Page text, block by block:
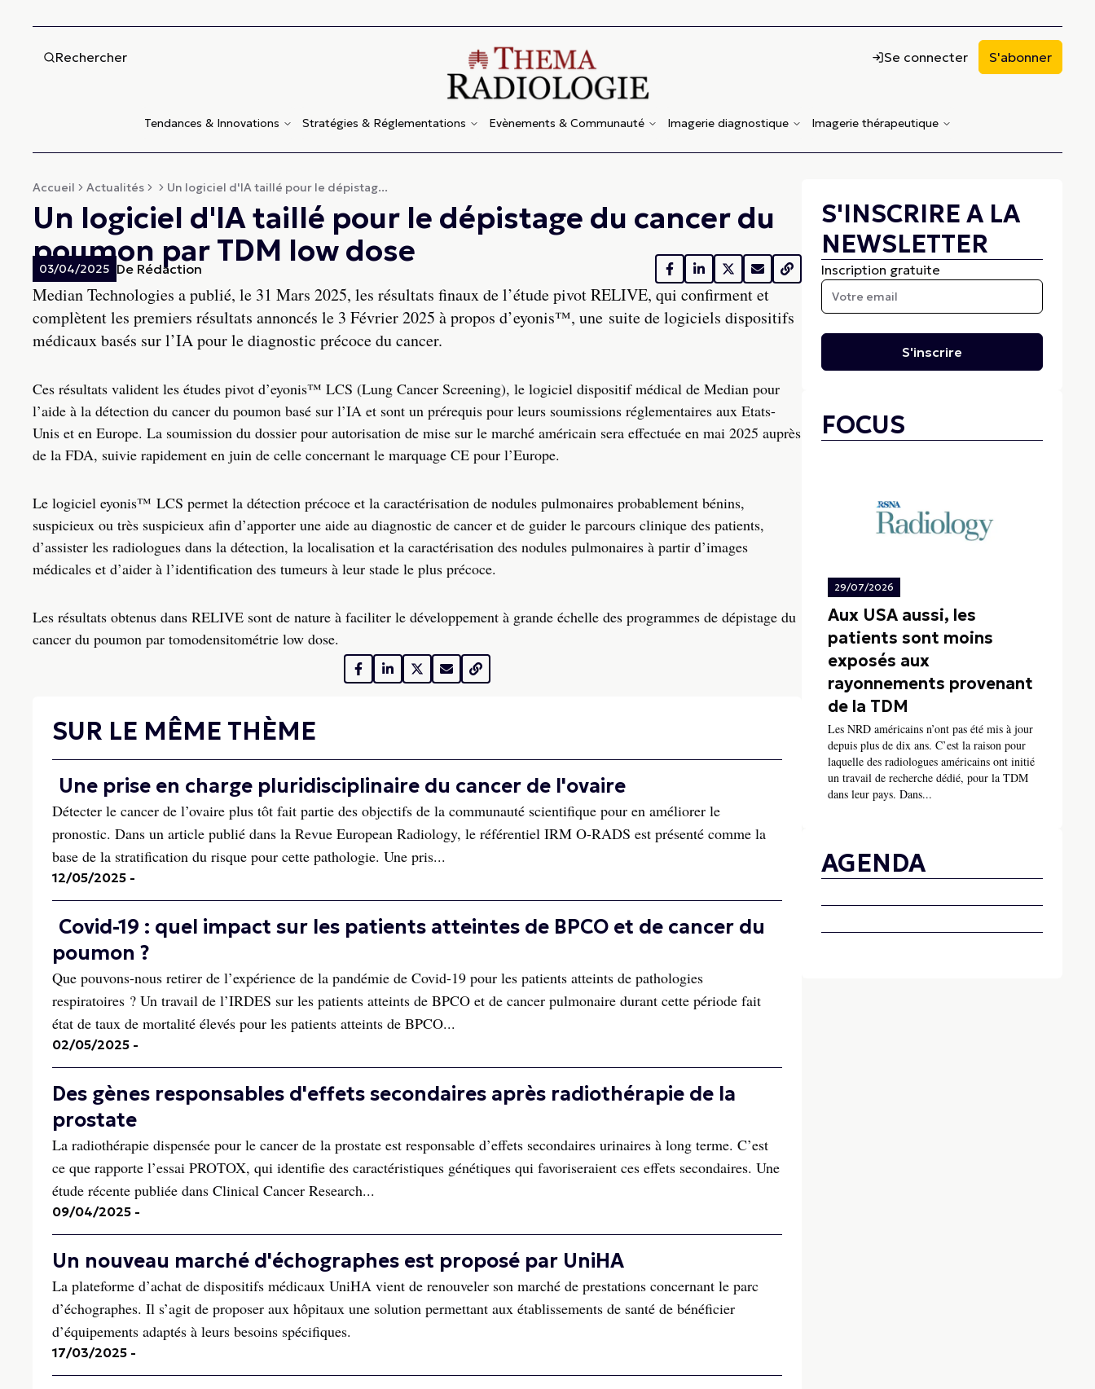
Rechercher Se connecter S'abonner
Tendances & Innovations Stratégies & Réglementations Evènements & Communauté Imagerie diagnostique Imagerie thérapeutique
Accueil Actualités Un logiciel d'IA taillé pour le dépistag...
Un logiciel d'IA taillé pour le dépistage du cancer du
poumon par TDM low dose
03/04/2025 De Rédaction
Median Technologies a publié, le 31 Mars 2025, les résultats finaux de l’étude pivot RELIVE, qui confirment et
complètent les premiers résultats annoncés le 3 Février 2025 à propos d’eyonis™, une suite de logiciels dispositifs
médicaux basés sur l’IA pour le diagnostic précoce du cancer.
Ces résultats valident les études pivot d’eyonis™ LCS (Lung Cancer Screening), le logiciel dispositif médical de Median pour
l’aide à la détection du cancer du poumon basé sur l’IA et sont un prérequis pour leurs soumissions réglementaires aux Etats-
Unis et en Europe. La soumission du dossier pour autorisation de mise sur le marché américain sera effectuée en mai 2025 auprès
de la FDA, suivie rapidement en juin de celle concernant le marquage CE pour l’Europe.
Le logiciel eyonis™ LCS permet la détection précoce et la caractérisation de nodules pulmonaires probablement bénins,
suspicieux ou très suspicieux afin d’apporter une aide au diagnostic de cancer et de guider le parcours clinique des patients,
d’assister les radiologues dans la détection, la localisation et la caractérisation des nodules pulmonaires à partir d’images
médicales et d’aider à l’identification des tumeurs à leur stade le plus précoce.
Les résultats obtenus dans RELIVE sont de nature à faciliter le développement à grande échelle des programmes de dépistage du
cancer du poumon par tomodensitométrie low dose.
SUR LE MÊME THÈME
Une prise en charge pluridisciplinaire du cancer de l'ovaire
Détecter le cancer de l’ovaire plus tôt fait partie des objectifs de la communauté scientifique pour en améliorer le
pronostic. Dans un article publié dans la Revue European Radiology, le référentiel IRM O-RADS est présenté comme la
base de la stratification du risque pour cette pathologie. Une pris...
12/05/2025 -
Covid-19 : quel impact sur les patients atteintes de BPCO et de cancer du
poumon ?
Que pouvons-nous retirer de l’expérience de la pandémie de Covid-19 pour les patients atteints de pathologies
respiratoires ? Un travail de l’IRDES sur les patients atteints de BPCO et de cancer pulmonaire durant cette période fait
état de taux de mortalité élevés pour les patients atteints de BPCO...
02/05/2025 -
Des gènes responsables d'effets secondaires après radiothérapie de la
prostate
La radiothérapie dispensée pour le cancer de la prostate est responsable d’effets secondaires urinaires à long terme. C’est
ce que rapporte l’essai PROTOX, qui identifie des caractéristiques génétiques qui favoriseraient ces effets secondaires. Une
étude récente publiée dans Clinical Cancer Research...
09/04/2025 -
Un nouveau marché d'échographes est proposé par UniHA
La plateforme d’achat de dispositifs médicaux UniHA vient de renouveler son marché de prestations concernant le parc
d’échographes. Il s’agit de proposer aux hôpitaux une solution permettant aux établissements de santé de bénéficier
d’équipements adaptés à leurs besoins spécifiques.
17/03/2025 -
S'INSCRIRE A LA
NEWSLETTER
Inscription gratuite
S'inscrire
FOCUS
29/07/2026
Aux USA aussi, les
patients sont moins
exposés aux
rayonnements provenant
de la TDM
Les NRD américains n’ont pas été mis à jour
depuis plus de dix ans. C’est la raison pour
laquelle des radiologues américains ont initié
un travail de recherche dédié, pour la TDM
dans leur pays. Dans...
AGENDA